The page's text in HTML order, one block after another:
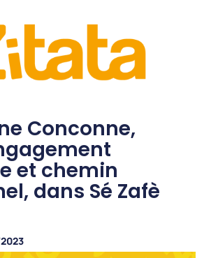
Conconne,
et chemin
dans Sé Zafè